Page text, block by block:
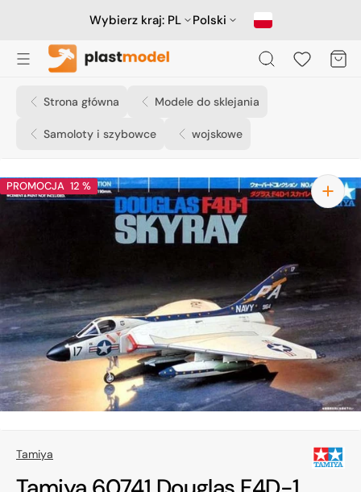
Wybierz kraj: PL Polski
Koszyk
Strona główna Modele do sklejania
Samoloty i szybowce wojskowe
PROMOCJA 12 %
Otwórz
media
1
w
widoku
galerii
Tamiya